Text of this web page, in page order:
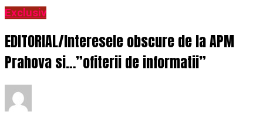
Exclusiv
EDITORIAL/Interesele obscure de la APM
Prahova si…”ofiterii de informatii”